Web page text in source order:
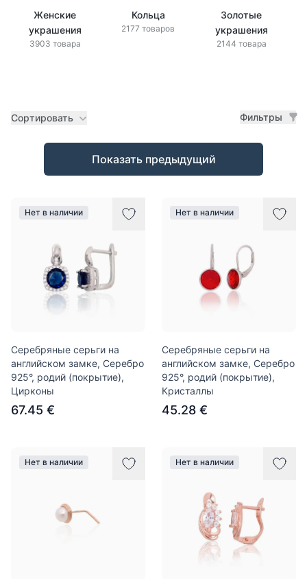
Женские
украшения
3903 товара
Кольца
2177 товаров
Золотые
украшения
2144 товара
Сортировать Фильтры
Товары
Показать предыдущий
Нет в наличии
Серебряные серьги на
английском замке, Серебро
925°, родий (покрытие),
Цирконы
67.45 €
Нет в наличии
Серебряные серьги на
английском замке, Серебро
925°, родий (покрытие),
Кристаллы
45.28 €
Нет в наличии Нет в наличии